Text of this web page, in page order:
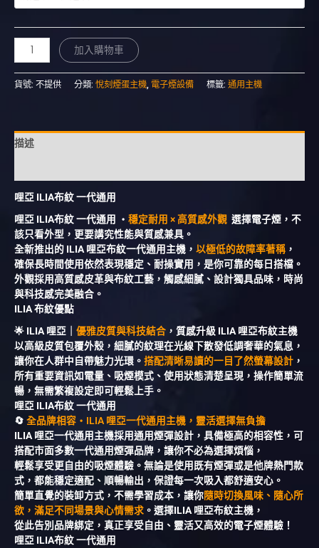
加入購物車
貨號: 不提供 分類: 悅刻煙蛋主機 電子煙設備 標籤: 通用主機
描述
哩亞 ILIA布紋 一代通用
哩亞 ILIA布紋 一代通用 ・ 穩定耐用 × 高質感外觀 選擇電子煙，不
該只看外型，更要講究性能與質感兼具。
全新推出的 ILIA 哩亞布紋一代通用主機， 以極低的故障率著稱 ，
確保長時間使用依然表現穩定、耐操實用，是你可靠的每日搭檔。
外觀採用高質感皮革與布紋工藝，觸感細膩、設計獨具品味，時尚
與科技感完美融合。
ILIA 布紋優點
🌟 ILIA 哩亞｜ 優雅皮質與科技結合 ，質感升級 ILIA 哩亞布紋主機
以高級皮質包覆外殼，細膩的紋理在光線下散發低調奢華的氣息，
讓你在人群中自帶魅力光環。 搭配清晰易讀的一目了然螢幕設計 ，
所有重要資訊如電量、吸煙模式、使用狀態清楚呈現，操作簡單流
暢，無需繁複設定即可輕鬆上手。
哩亞 ILIA布紋 一代通用
🔄 全品牌相容・ILIA 哩亞一代通用主機，靈活選擇無負擔
ILIA 哩亞一代通用主機採用通用煙彈設計，具備極高的相容性，可
搭配市面多數一代通用煙彈品牌，讓你不必為選擇煩惱，
輕鬆享受更自由的吸煙體驗。無論是使用既有煙彈或是他牌熱門款
式，都能穩定適配、順暢輸出，保證每一次吸入都舒適安心。
簡單直覺的裝卸方式，不需學習成本，讓你隨時切換風味、隨心所
欲，滿足不同場景與心情需求 。選擇ILIA 哩亞布紋主機，
從此告別品牌綁定，真正享受自由、靈活又高效的電子煙體驗！
哩亞 ILIA布紋 一代通用